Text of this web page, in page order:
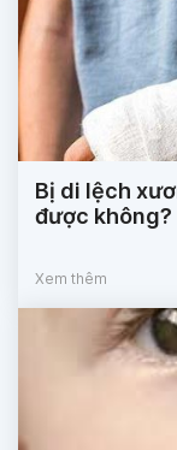
Bị di lệch
được không?
Xem thêm